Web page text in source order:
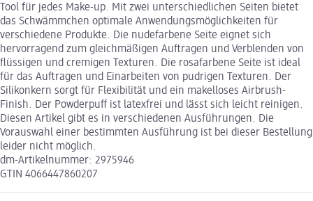
Tool für jedes Make-up. Mit zwei unterschiedlichen Seiten bietet
das Schwämmchen optimale Anwendungsmöglichkeiten für
verschiedene Produkte. Die nudefarbene Seite eignet sich
hervorragend zum gleichmäßigen Auftragen und Verblenden von
flüssigen und cremigen Texturen. Die rosafarbene Seite ist ideal
für das Auftragen und Einarbeiten von pudrigen Texturen. Der
Silikonkern sorgt für Flexibilität und ein makelloses Airbrush-
Finish. Der Powderpuff ist latexfrei und lässt sich leicht reinigen.
Diesen Artikel gibt es in verschiedenen Ausführungen. Die
Vorauswahl einer bestimmten Ausführung ist bei dieser Bestellung
leider nicht möglich.
dm-Artikelnummer: 2975946
GTIN 4066447860207